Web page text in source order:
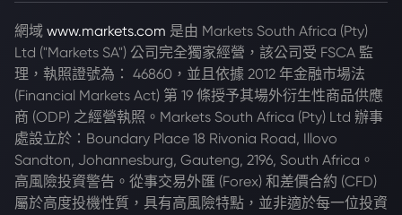
網域 www.markets.com 是由 Markets South Africa (Pty)
Ltd ("Markets SA") 公司完全獨家經營，該公司受 FSCA 監
理，執照證號為： 46860，並且依據 2012 年金融市場法
(Financial Markets Act) 第 19 條授予其場外衍生性商品供應
商 (ODP) 之經營執照。Markets South Africa (Pty) Ltd 辦事
處設立於：Boundary Place 18 Rivonia Road, Illovo
Sandton, Johannesburg, Gauteng, 2196, South Africa。
高風險投資警告。從事交易外匯 (Forex) 和差價合約 (CFD)
屬於高度投機性質，具有高風險特點，並非適於每一位投資